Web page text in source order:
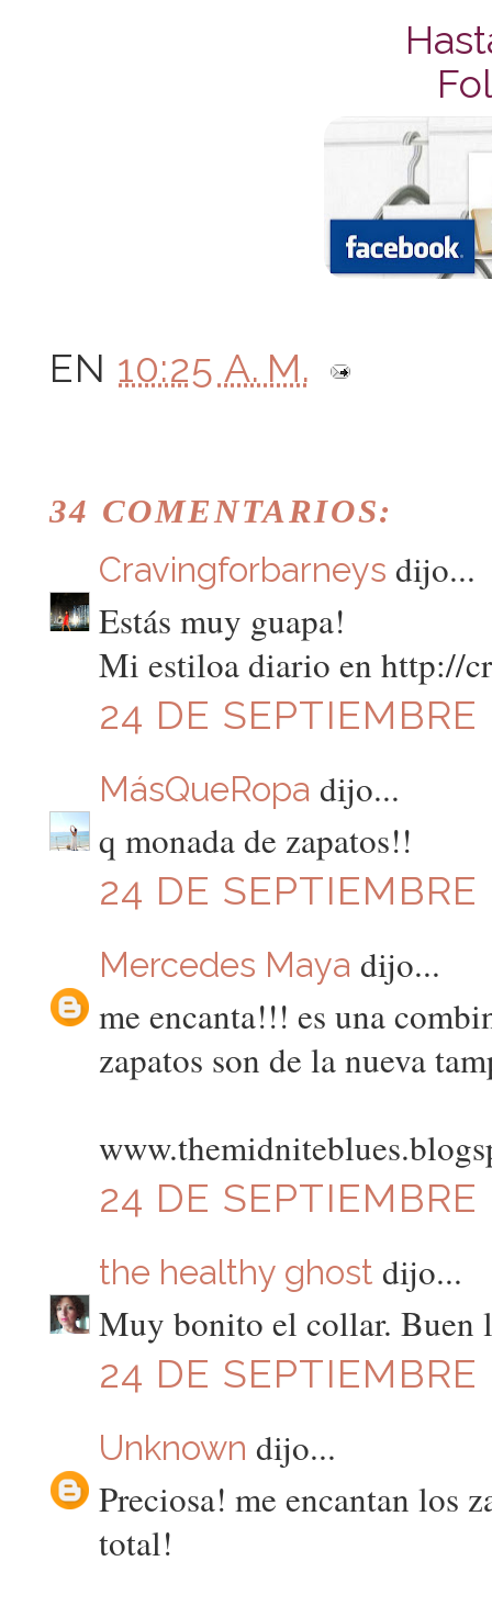
EN 10:25 A. M.
34 COMENTARIOS:
Cravingforbarneys dijo...
Estás muy guapa!
Mi estiloa diario en http://
24 DE
MásQueRopa dijo...
q monada de zapatos!!
24 DE
Mercedes Maya dijo...
me encanta!!! es una
zapatos son de la nueva
24 DE
the healthy ghost dijo...
Muy bonito el collar. Buen
24 DE
Unknown dijo...
Preciosa! me encantan los
total!